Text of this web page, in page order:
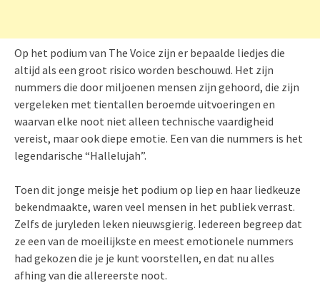
Op het podium van The Voice zijn er bepaalde liedjes die
altijd als een groot risico worden beschouwd. Het zijn
nummers die door miljoenen mensen zijn gehoord, die zijn
vergeleken met tientallen beroemde uitvoeringen en
waarvan elke noot niet alleen technische vaardigheid
vereist, maar ook diepe emotie. Een van die nummers is het
legendarische “Hallelujah”.
Toen dit jonge meisje het podium op liep en haar liedkeuze
bekendmaakte, waren veel mensen in het publiek verrast.
Zelfs de juryleden leken nieuwsgierig. Iedereen begreep dat
ze een van de moeilijkste en meest emotionele nummers
had gekozen die je je kunt voorstellen, en dat nu alles
afhing van die allereerste noot.